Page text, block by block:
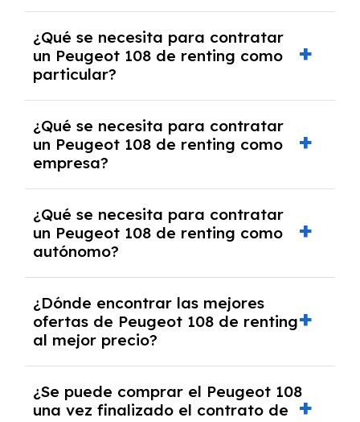
económica.
pero puede haber penalizaciones por
cancelación anticipada. Es importante revisar
las condiciones del contrato y hablar con un
experto que te asesore.
¿Qué se necesita para contratar
un Peugeot 108 de renting como
particular?
y, en algunos casos, una consulta de solvencia
crediticia y un pago inicial.
¿Qué se necesita para contratar
un Peugeot 108 de renting como
empresa?
documentación financiera y, en algunos
casos, un informe de solvencia de la empresa
y un pago inicial.
¿Qué se necesita para contratar
un Peugeot 108 de renting como
autónomo?
autónomos, justificante de ingresos y, en
algunos casos, un informe fiscal y un pago
inicial.
¿Dónde encontrar las mejores
ofertas de Peugeot 108 de renting
al mejor precio?
mejores ofertas de vehículos de renting con
todos los gastos incluidos y sin pagar
¿Se puede comprar el Peugeot 108
una vez finalizado el contrato de